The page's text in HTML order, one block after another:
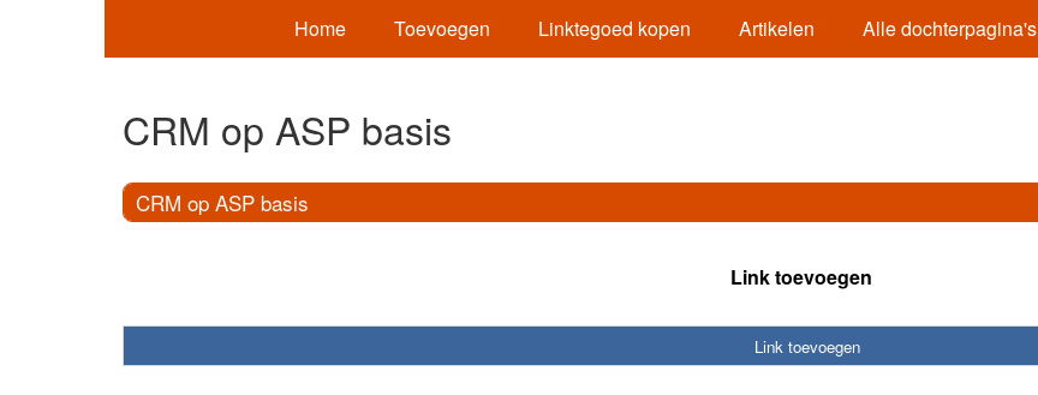
Home Toevoegen Linktegoed kopen Artikelen Alle dochterpagina's
CRM op ASP basis
CRM op ASP basis
Link toevoegen
Link toevoegen